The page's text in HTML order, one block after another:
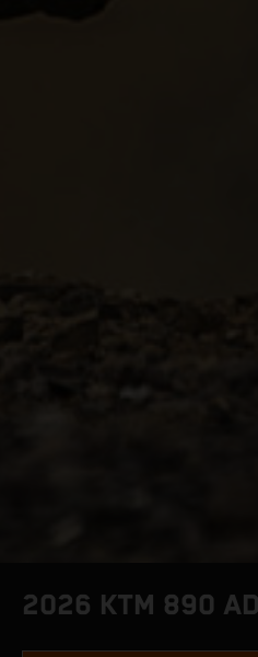
2026 KTM 890